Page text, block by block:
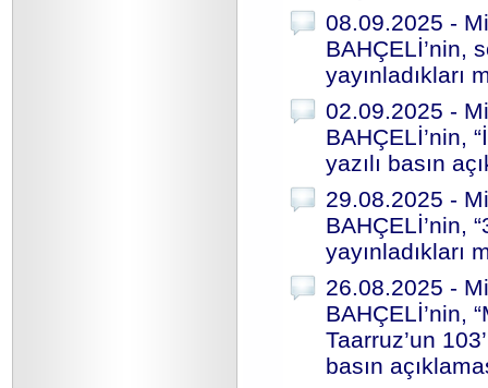
08.09.2025 -
BAHÇELİ’nin,
yayınladıkları
02.09.2025 -
BAHÇELİ’nin,
yazılı basın
29.08.2025 -
BAHÇELİ’nin,
yayınladıkları
26.08.2025 -
BAHÇELİ’nin,
Taarruz’un
basın